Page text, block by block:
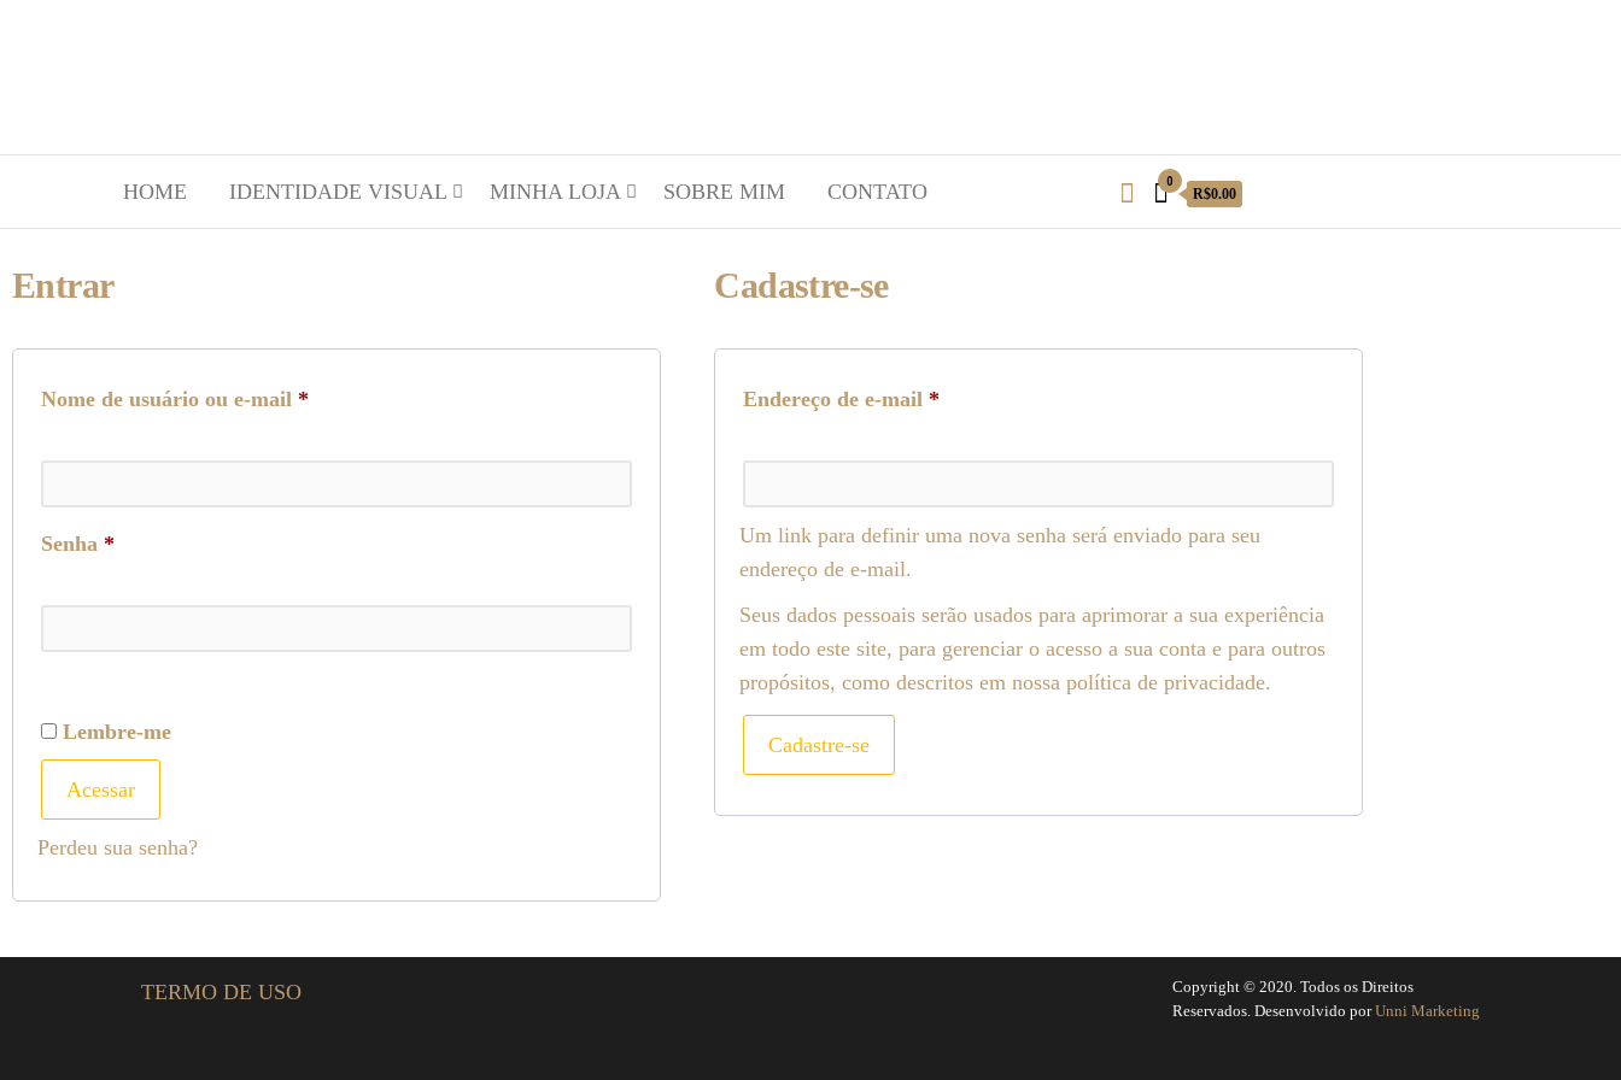
0
R$0.00
HOME IDENTIDADE VISUAL MINHA LOJA SOBRE MIM CONTATO
Entrar
Nome de usuário ou e-mail *
Senha *
Lembre-me
Acessar
Perdeu sua senha?
Cadastre-se
Endereço de e-mail *
Um link para definir uma nova senha será enviado para seu
endereço de e-mail.
Seus dados pessoais serão usados para aprimorar a sua experiência
em todo este site, para gerenciar o acesso a sua conta e para outros
propósitos, como descritos em nossapolítica de privacidade.
Cadastre-se
TERMO DE USO
Copyright © 2020. Todos os Direitos
Reservados. Desenvolvido porUnni Marketing